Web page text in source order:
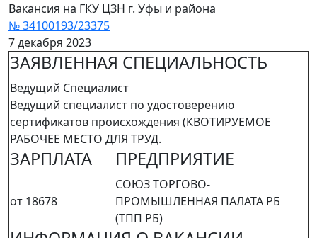
Вакансия на ГКУ ЦЗН г. Уфы и района
№ 34100193/23375
7 декабря 2023
ЗАЯВЛЕННАЯ СПЕЦИАЛЬНОСТЬ
Ведущий Специалист
Ведущий специалист по удостоверению
сертификатов происхождения (КВОТИРУЕМОЕ
РАБОЧЕЕ МЕСТО ДЛЯ ТРУД.
ЗАРПЛАТА ПРЕДПРИЯТИЕ
от 18678
СОЮЗ ТОРГОВО-
ПРОМЫШЛЕННАЯ ПАЛАТА РБ
(ТПП РБ)